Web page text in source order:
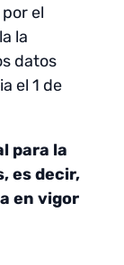
el
la
datos
el 1 de
para la
es decir,
en vigor